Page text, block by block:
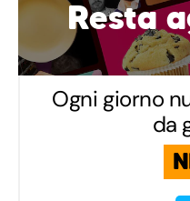
Resta
Ogni giorno
da